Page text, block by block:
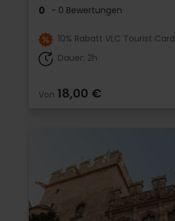
0 - 0 Bewertungen
10% Rabatt VLC Tourist Card
Dauer: 2h
Von 18,00 €